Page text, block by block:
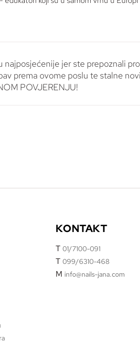
najposjećenije jer ste prepoznali
prema ovome poslu te stalne
POVJERENJU!
KONTAKT
T 01/7100-091
T 099/6310-468
M info@nails-jana.com